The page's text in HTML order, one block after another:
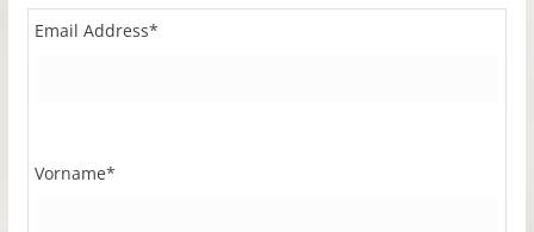
Email Address*
Vorname*